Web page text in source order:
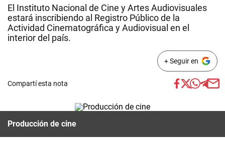
El Instituto Nacional de Cine y Artes Audiovisuales
estará inscribiendo al Registro Público de la
Actividad Cinematográfica y Audiovisual en el
interior del país.
+ Seguir en
Compartí esta nota
Producción de cine